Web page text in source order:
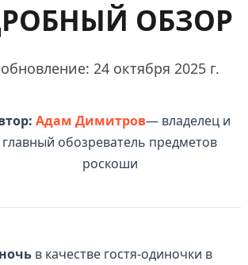
ОБЗОР
24 октября 2025 г.
Адам Димитров— владелец и
главный обозреватель предметов
роскоши
в качестве гостя-одиночки в